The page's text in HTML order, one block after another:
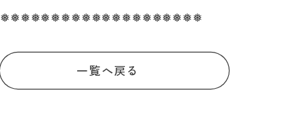
❅❅❅❅❅❅❅❅❅❅❅❅❅❅❅❅❅❅❅❅
一覧へ戻る